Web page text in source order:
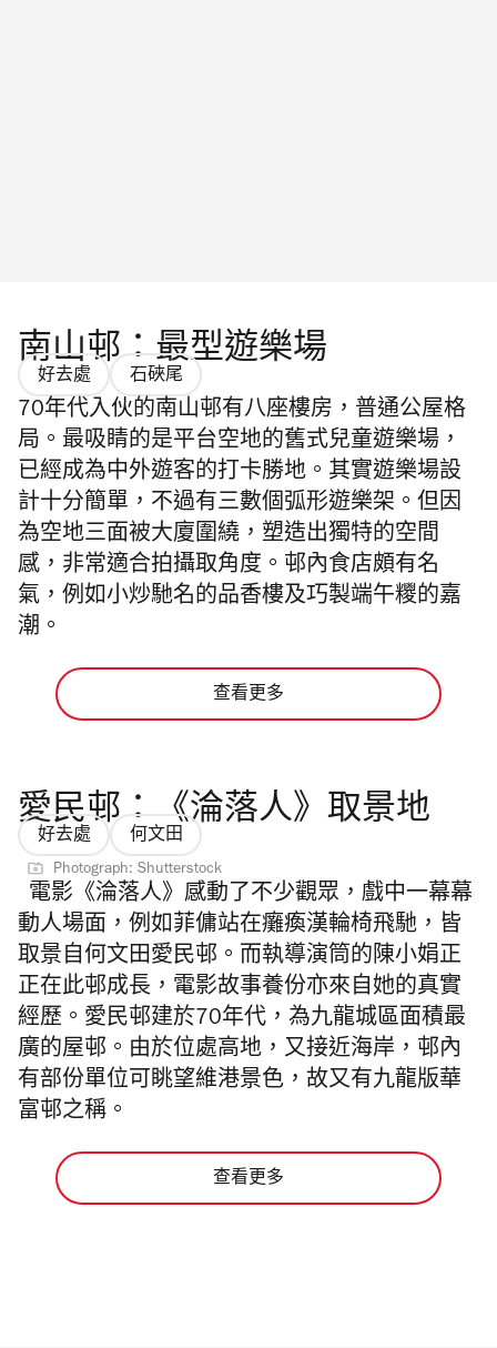
南山邨：最型遊樂場
好去處 石硤尾
70年代入伙的南山邨有八座樓房，普通公屋格
局。最吸睛的是平台空地的舊式兒童遊樂場，
已經成為中外遊客的打卡勝地。其實遊樂場設
計十分簡單，不過有三數個弧形遊樂架。但因
為空地三面被大廈圍繞，塑造出獨特的空間
感，非常適合拍攝取角度。邨內食店頗有名
氣，例如小炒馳名的品香樓及巧製端午糭的嘉
潮。
查看更多
愛民邨：《淪落人》取景地
好去處 何文田
Photograph: Shutterstock
電影《淪落人》感動了不少觀眾，戲中一幕幕
動人場面，例如菲傭站在癱瘓漢輪椅飛馳，皆
取景自何文田愛民邨。而執導演筒的陳小娟正
正在此邨成長，電影故事養份亦來自她的真實
經歷。愛民邨建於70年代，為九龍城區面積最
廣的屋邨。由於位處高地，又接近海岸，邨內
有部份單位可眺望維港景色，故又有九龍版華
富邨之稱。
查看更多